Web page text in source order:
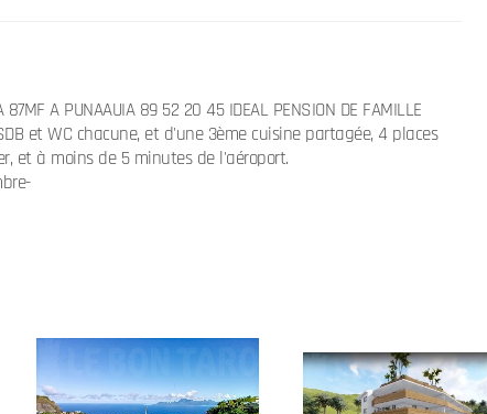
A PUNAAUIA 89 52 20 45 IDEAL PENSION DE FAMILLE
et WC chacune, et d'une 3ème cuisine partagée, 4 places
et à moins de 5 minutes de l'aéroport.